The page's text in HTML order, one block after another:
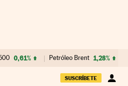
0,61% Petróleo Brent 1,28%
SUSCRÍBETE